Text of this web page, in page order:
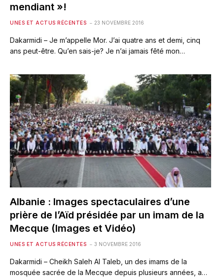
mendiant »!
UNES ET ACTUS RÉCENTES 23 NOVEMBRE 2016
Dakarmidi – Je m’appelle Mor. J’ai quatre ans et demi, cinq
ans peut-être. Qu’en sais-je? Je n’ai jamais fêté mon…
Albanie : Images spectaculaires d’une
prière de l’Aïd présidée par un imam de la
Mecque (Images et Vidéo)
UNES ET ACTUS RÉCENTES 3 NOVEMBRE 2016
Dakarmidi – Cheikh Saleh Al Taleb, un des imams de la
mosquée sacrée de la Mecque depuis plusieurs années, a…